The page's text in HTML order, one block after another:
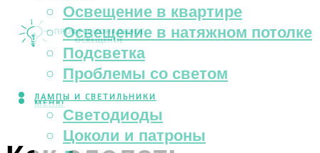
Освещение в квартире
Освещение в натяжном потолке
Подсветка
Проблемы со светом
ЛАМПЫ И СВЕТИЛЬНИКИ
Светодиоды
Цоколи и патроны
МЕНЮ